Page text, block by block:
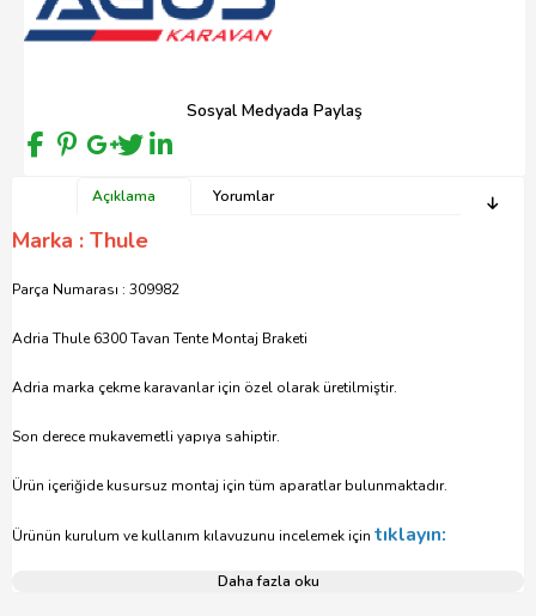
Sosyal Medyada Paylaş
Açıklama Yorumlar
Marka : Thule
Parça Numarası : 309982
Adria Thule 6300 Tavan Tente Montaj Braketi
Adria marka çekme karavanlar için özel olarak üretilmiştir.
Son derece mukavemetli yapıya sahiptir.
Ürün içeriğide kusursuz montaj için tüm aparatlar bulunmaktadır.
Ürünün kurulum ve kullanım kılavuzunu incelemek için tıklayın:
Daha fazla oku